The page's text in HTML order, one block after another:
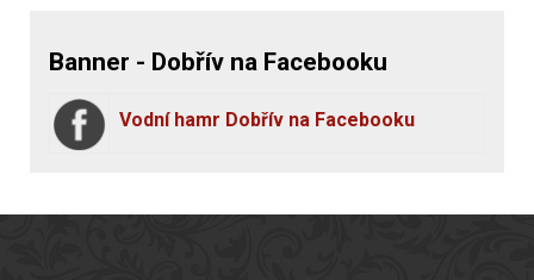
Banner - Dobřív na Facebooku
Vodní hamr Dobřív na Facebooku